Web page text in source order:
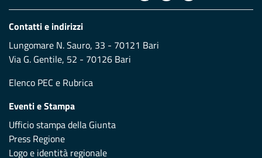
Contatti e indirizzi
Lungomare N. Sauro, 33 - 70121 Bari
Via G. Gentile, 52 - 70126 Bari
Elenco PEC e Rubrica
Eventi e Stampa
Ufficio stampa della Giunta
Press Regione
Logo e identità regionale